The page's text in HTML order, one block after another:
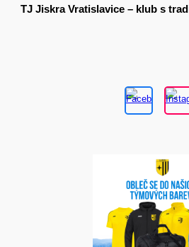
TJ Jiskra Vratislavice – klub s